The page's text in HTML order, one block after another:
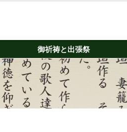
御祈祷と出張祭